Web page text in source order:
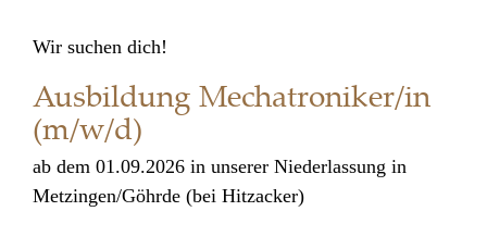
Wir suchen dich!
Ausbildung Mechatroniker/in
(m/w/d)
ab dem 01.09.2026 in unserer Niederlassung in
Metzingen/Göhrde (bei Hitzacker)